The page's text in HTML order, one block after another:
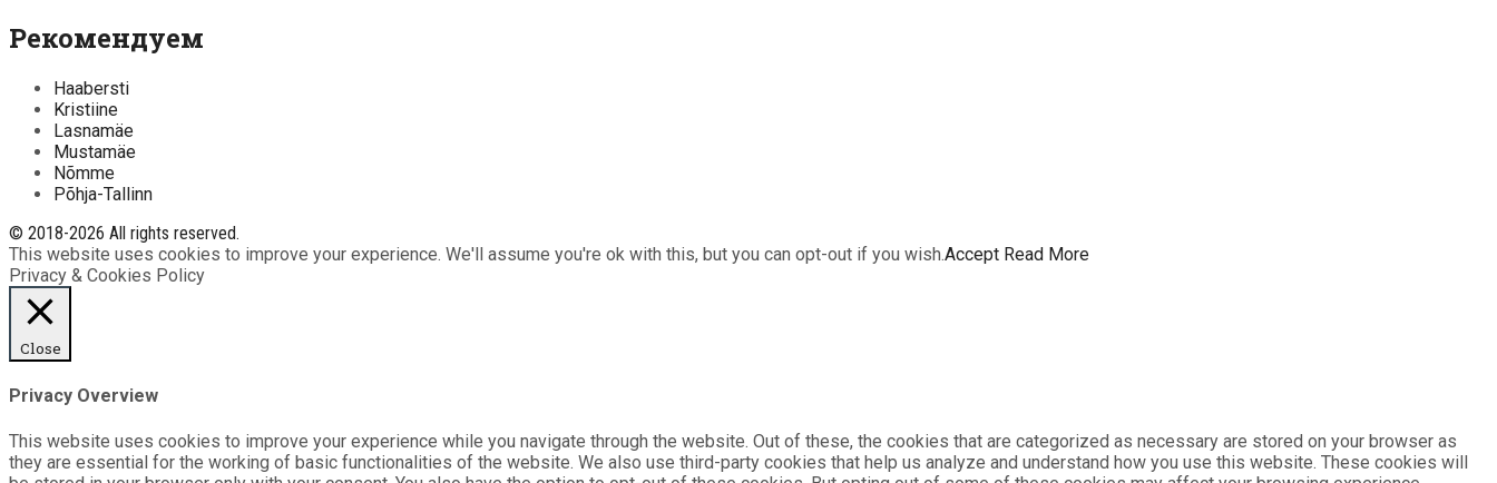
Рекомендуем
Haabersti
Kristiine
Lasnamäe
Mustamäe
Nõmme
Põhja-Tallinn
© 2018-2026 All rights reserved.
This website uses cookies to improve your experience. We'll assume you're ok with this, but you can opt-out if you wish.Accept Read More
Privacy & Cookies Policy
Close
Privacy Overview
This website uses cookies to improve your experience while you navigate through the website. Out of these, the cookies that are categorized as necessary are stored on your browser as
they are essential for the working of basic functionalities of the website. We also use third-party cookies that help us analyze and understand how you use this website. These cookies will